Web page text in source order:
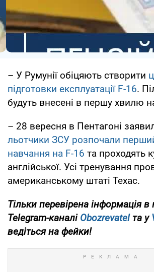
– У Румунії обіцяють створити
підготовки експлуатації F-16.
будуть внесені в першу хвилю
– 28 вересня в Пентагоні
льотчики ЗСУ розпочали
навчання на F-16 та проходять
англійської. Усі тренування
американському штаті Техас.
Тільки перевірена інформація в
Telegram-каналі Obozrevatelта у
ведіться на фейки!